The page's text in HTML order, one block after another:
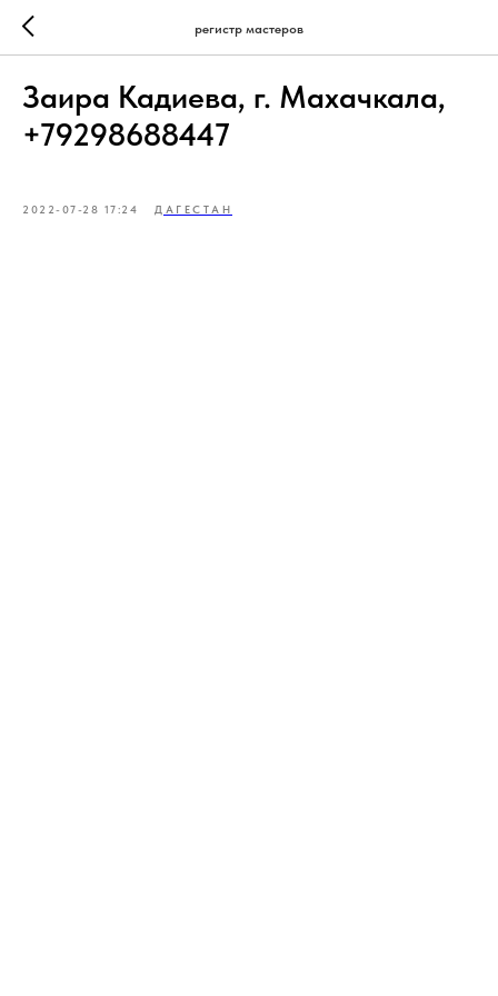
регистр мастеров
Заира Кадиева, г. Махачкала,
+79298688447
2022-07-28 17:24 ДАГЕСТАН